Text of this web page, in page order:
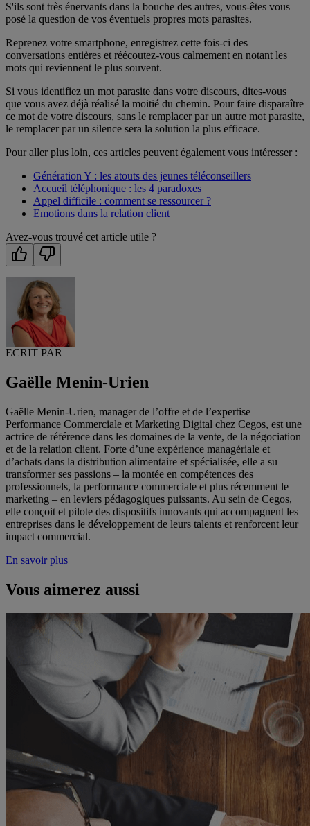
S'ils sont très énervants dans la bouche des autres, vous-êtes vous
posé la question de vos éventuels propres mots parasites.
Reprenez votre smartphone, enregistrez cette fois-ci des
conversations entières et réécoutez-vous calmement en notant les
mots qui reviennent le plus souvent.
Si vous identifiez un mot parasite dans votre discours, dites-vous
que vous avez déjà réalisé la moitié du chemin. Pour faire disparaître
ce mot de votre discours, sans le remplacer par un autre mot parasite,
le remplacer par un silence sera la solution la plus efficace.
Pour aller plus loin, ces articles peuvent également vous intéresser :
Génération Y : les atouts des jeunes téléconseillers
Accueil téléphonique : les 4 paradoxes
Appel difficile : comment se ressourcer ?
Emotions dans la relation client
Avez-vous trouvé cet article utile ?
ECRIT PAR
Gaëlle Menin-Urien
Gaëlle Menin-Urien, manager de l’offre et de l’expertise
Performance Commerciale et Marketing Digital chez Cegos, est une
actrice de référence dans les domaines de la vente, de la négociation
et de la relation client. Forte d’une expérience managériale et
d’achats dans la distribution alimentaire et spécialisée, elle a su
transformer ses passions – la montée en compétences des
professionnels, la performance commerciale et plus récemment le
marketing – en leviers pédagogiques puissants. Au sein de Cegos,
elle conçoit et pilote des dispositifs innovants qui accompagnent les
entreprises dans le développement de leurs talents et renforcent leur
impact commercial.
En savoir plus
Vous aimerez aussi